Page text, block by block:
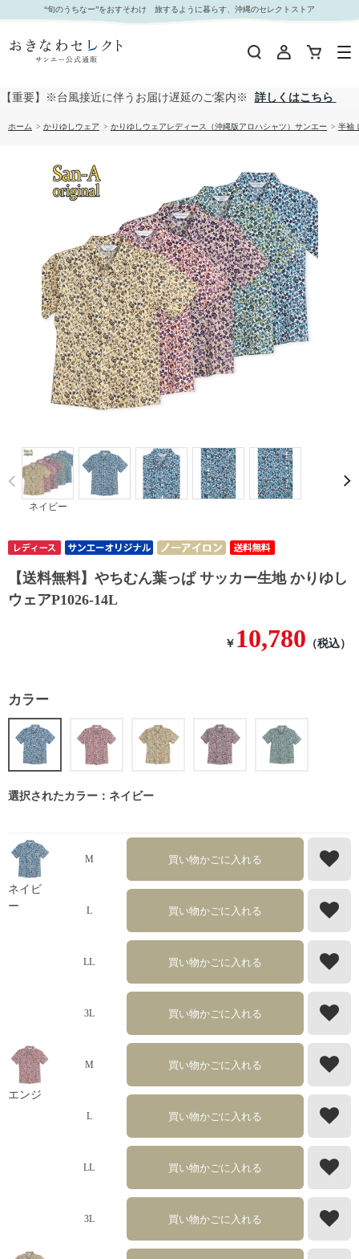
【送料無料】やちむん葉っぱ サッカー生地 かりゆしウェアP1026-14L｜おきなわセレクト サン
エー公式通販
“旬のうちなー”をおすそわけ 旅するように暮らす、沖縄のセレクトストア
【重要】※台風接近に伴うお届け遅延のご案内※ 詳しくはこちら
ホーム > かりゆしウェア > かりゆしウェアレディース（沖縄版アロハシャツ）サンエー > 半袖
ネイビー
Prev
【送料無料】やちむん葉っぱ サッカー生地 かりゆし
ウェアP1026-14L
￥ 10,780 （税込）
カラー
選択されたカラー：ネイビー
ネイビ
ー
M 買い物かごに入れる
L 買い物かごに入れる
LL 買い物かごに入れる
3L 買い物かごに入れる
エンジ
M 買い物かごに入れる
L 買い物かごに入れる
LL 買い物かごに入れる
3L 買い物かごに入れる